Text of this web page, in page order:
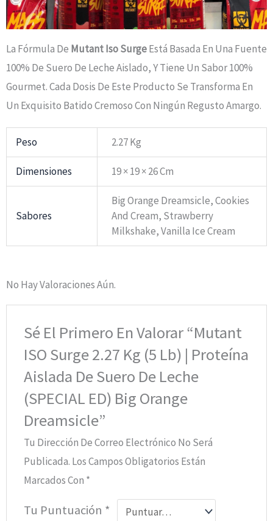
La Fórmula De Mutant Iso SurgeEstá Basada En Una Fuente
100% De Suero De Leche Aislado, Y Tiene Un Sabor 100%
Gourmet. Cada Dosis De Este Producto Se Transforma En
Un Exquisito Batido Cremoso Con Ningún Regusto Amargo.
Peso 2.27 Kg
Dimensiones 19 × 19 × 26 Cm
Sabores
Big Orange Dreamsicle, Cookies
And Cream, Strawberry
Milkshake, Vanilla Ice Cream
No Hay Valoraciones Aún.
Sé El Primero En Valorar “Mutant
ISO Surge 2.27 Kg (5 Lb) | Proteína
Aislada De Suero De Leche
(SPECIAL ED) Big Orange
Dreamsicle”
Tu Dirección De Correo Electrónico No Será
Publicada. Los Campos Obligatorios Están
Marcados Con *
Tu Puntuación *